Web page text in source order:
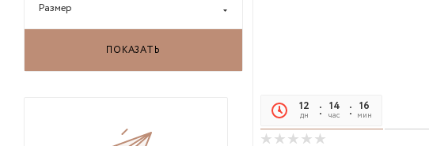
12
дн
14
час
16
мин
Размер
ПОКАЗАТЬ